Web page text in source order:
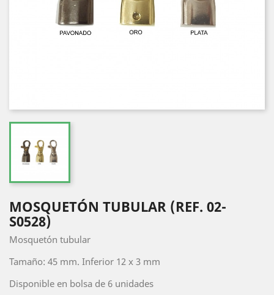
MOSQUETÓN TUBULAR (REF. 02-
S0528)
Mosquetón tubular
Tamaño: 45 mm. Inferior 12 x 3 mm
Disponible en bolsa de 6 unidades